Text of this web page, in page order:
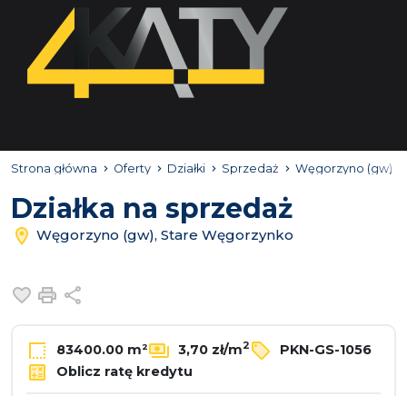
Strona główna Oferty Działki Sprzedaż Węgorzyno (gw)
Działka na sprzedaż
Węgorzyno (gw), Stare Węgorzynko
Dodaj do ulubionych
Drukuj
83400.00 m² 3,70 zł/m2
PKN-GS-1056
Oblicz ratę kredytu